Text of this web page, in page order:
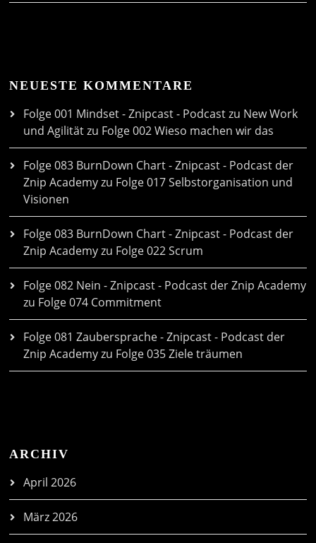
NEUESTE KOMMENTARE
Folge 001 Mindset - Znipcast - Podcast zu New Work
und Agilitätzu Folge 002 Wieso machen wir das
Folge 083 BurnDown Chart - Znipcast - Podcast der
Znip Academyzu Folge 017 Selbstorganisation und
Visionen
Folge 083 BurnDown Chart - Znipcast - Podcast der
Znip Academyzu Folge 022 Scrum
Folge 082 Nein - Znipcast - Podcast der Znip Academy
zu Folge 074 Commitment
Folge 081 Zaubersprache - Znipcast - Podcast der
Znip Academyzu Folge 035 Ziele träumen
ARCHIV
April 2026
März 2026